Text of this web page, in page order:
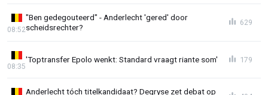
"Ben gedegouteerd" - Anderlecht 'gered' door
scheidsrechter?
08:52
629
'Toptransfer Epolo wenkt: Standard vraagt riante som'
08:35
179
Anderlecht tóch titelkandidaat? Degryse zet debat op